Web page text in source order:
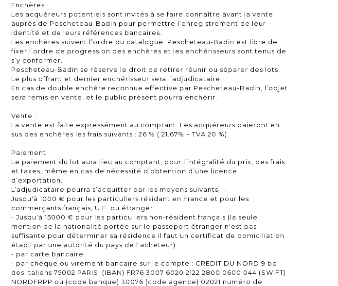
Enchères :
Les acquéreurs potentiels sont invités à se faire connaître avant la vente
auprès de Pescheteau-Badin pour permettre l’enregistrement de leur
identité et de leurs références bancaires.
Les enchères suivent l’ordre du catalogue. Pescheteau-Badin est libre de
fixer l’ordre de progression des enchères et les enchérisseurs sont tenus de
s’y conformer.
Pescheteau-Badin se réserve le droit de retirer réunir ou séparer des lots.
Le plus offrant et dernier enchérisseur sera l’adjudicataire.
En cas de double enchère reconnue effective par Pescheteau-Badin, l’objet
sera remis en vente, et le public présent pourra enchérir.
Vente :
La vente est faite expressément au comptant. Les acquéreurs paieront en
sus des enchères les frais suivants : 26 % ( 21.67% + TVA 20 %)
Paiement :
Le paiement du lot aura lieu au comptant, pour l’intégralité du prix, des frais
et taxes, même en cas de nécessité d’obtention d’une licence
d’exportation.
L’adjudicataire pourra s’acquitter par les moyens suivants : -
Jusqu'à 1000 € pour les particuliers résidant en France et pour les
commerçants français, U.E. ou étranger.
- Jusqu'à 15000 € pour les particuliers non-résident français (la seule
mention de la nationalité portée sur le passeport étranger n'est pas
suffisante pour déterminer sa résidence.Il faut un certificat de domiciliation
établi par une autorité du pays de l'acheteur)
- par carte bancaire
- par chèque ou virement bancaire sur le compte : CREDIT DU NORD 9 bd
des Italiens 75002 PARIS. (IBAN) FR76 3007 6020 2122 2800 0600 044 (SWIFT)
NORDFRPP ou (code banque) 30076 (code agence) 02021 numéro de